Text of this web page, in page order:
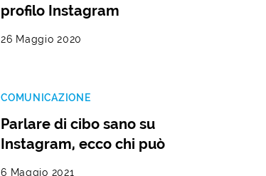
profilo Instagram
26 Maggio 2020
COMUNICAZIONE
Parlare di cibo sano su
Instagram, ecco chi può
6 Maggio 2021